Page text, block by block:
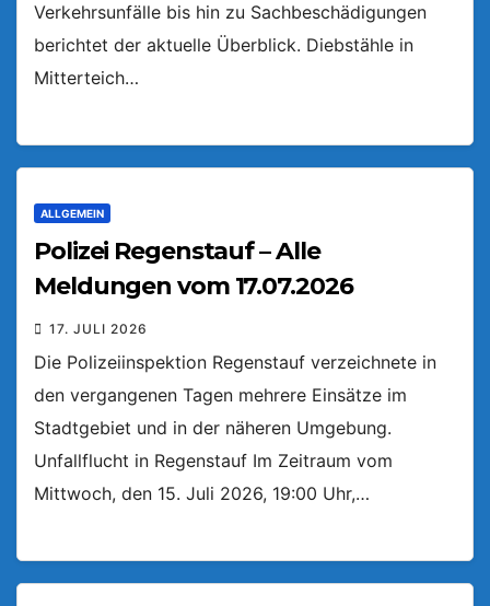
Verkehrsunfälle bis hin zu Sachbeschädigungen
berichtet der aktuelle Überblick. Diebstähle in
Mitterteich…
ALLGEMEIN
Polizei Regenstauf – Alle
Meldungen vom 17.07.2026
17. JULI 2026
Die Polizeiinspektion Regenstauf verzeichnete in
den vergangenen Tagen mehrere Einsätze im
Stadtgebiet und in der näheren Umgebung.
Unfallflucht in Regenstauf Im Zeitraum vom
Mittwoch, den 15. Juli 2026, 19:00 Uhr,…